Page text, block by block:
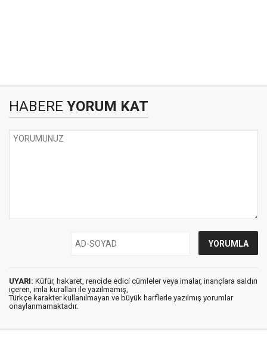
HABERE YORUM KAT
UYARI: Küfür, hakaret, rencide edici cümleler veya imalar, inançlara saldırı
içeren, imla kuralları ile yazılmamış,
Türkçe karakter kullanılmayan ve büyük harflerle yazılmış yorumlar
onaylanmamaktadır.